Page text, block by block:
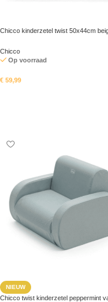
Chicco kinderzetel twist 50x44cm
Chicco
Op voorraad
€ 59,99
NIEUW
Chicco twist kinderzetel peppermint